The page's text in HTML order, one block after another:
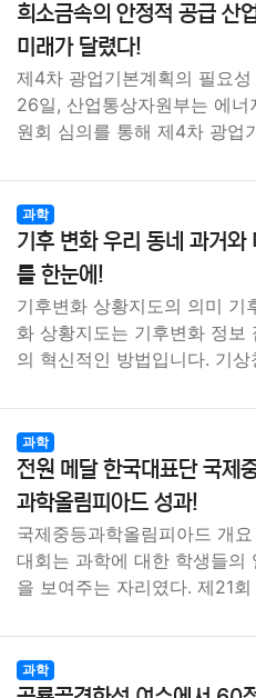
희소금속의 안정적 공급 산
미래가 달렸다!
제4차 광업기본계획의 필요
26일, 산업통상자원부는 에너
원회 심의를 통해 제4차 광업
과학
기후 변화 우리 동네 과거와
를 한눈에!
기후변화 상황지도의 의미 기
화 상황지도는 기후변화 정보
의 혁신적인 방법입니다. 기
과학
전원 메달 한국대표단 국제
과학올림피아드 성과!
국제중등과학올림피아드 개요
대회는 과학에 대한 학생들의
을 보여주는 자리였다. 제21
과학